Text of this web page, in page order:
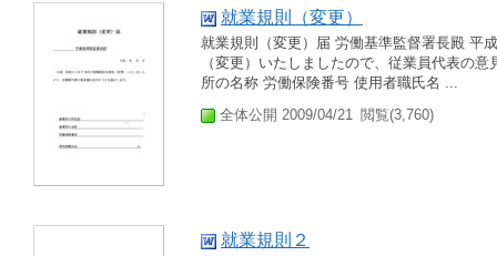
就業規則（変更）
就業規則（変更）届 労働基準監督署長殿 平
（変更）いたしましたので、従業員代表の
所の名称 労働保険番号 使用者職氏名 ...
全体公開 2009/04/21 閲覧(3,760)
就業規則２